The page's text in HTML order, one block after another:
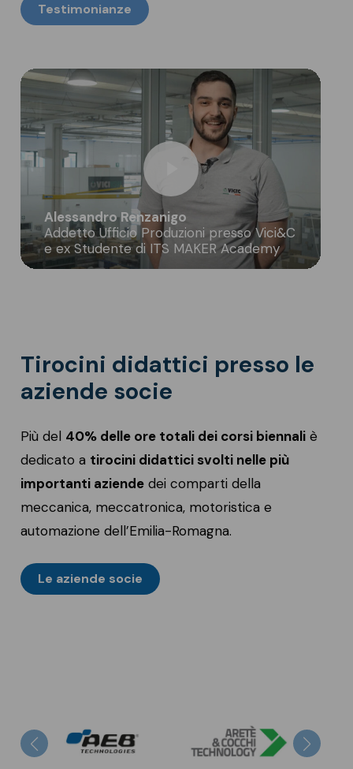
Play Video
Alessandro Renzanigo
Addetto Ufficio Produzioni presso Vici&C
e ex Studente di ITS MAKER Academy
Testimonianze
Tirocini didattici presso le
aziende socie
Più del 40% delle ore totali dei corsi biennali è
dedicato a tirocini didattici svolti nelle più
importanti aziende dei comparti della
meccanica, meccatronica, motoristica e
automazione dell’Emilia-Romagna.
Le aziende socie